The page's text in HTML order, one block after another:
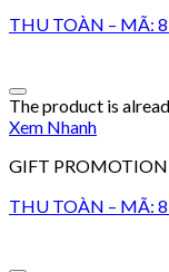
THU TOÀN – MÃ:
The product is
Xem Nhanh
GIFT
THU TOÀN – MÃ: